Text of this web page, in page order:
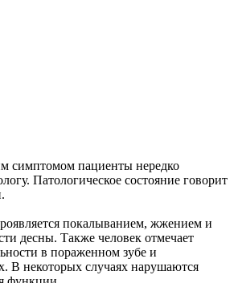
симптомом пациенты нередко
Патологическое состояние говорит
покалыванием, жжением и
десны. Также человек отмечает
в пораженном зубе и
В некоторых случаях нарушаются